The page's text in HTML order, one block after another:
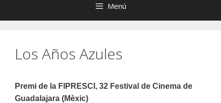
Menú
Los Años Azules
Premi de la FIPRESCI, 32 Festival de Cinema de
Guadalajara (Mèxic)